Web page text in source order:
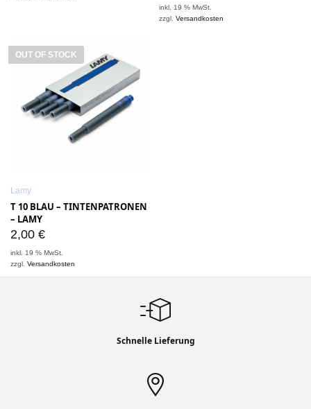
inkl. 19 % MwSt.
zzgl.Versandkosten
OUT OF STOCK
Lamy
T 10 BLAU – TINTENPATRONEN
– LAMY
2,00 €
inkl. 19 % MwSt.
zzgl.Versandkosten
Schnelle Lieferung